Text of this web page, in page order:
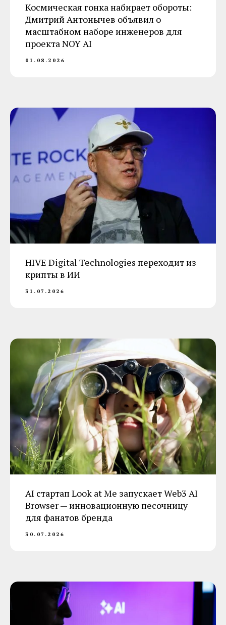
Космическая гонка набирает обороты:
Дмитрий Антонычев объявил о
масштабном наборе инженеров для
проекта NOY AI
01.08.2026
HIVE Digital Technologies переходит из
крипты в ИИ
31.07.2026
AI стартап Look at Me запускает Web3 AI
Browser — инновационную песочницу
для фанатов бренда
30.07.2026